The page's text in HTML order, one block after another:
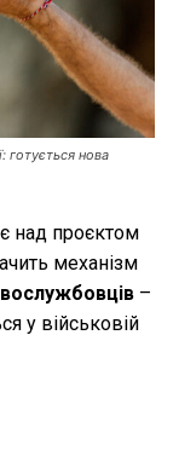
готується нова
над проєктом
механізм
–
у військовій